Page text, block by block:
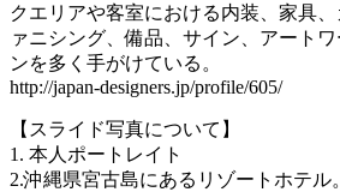
クエリアや客室における内装、家具
ァニシング、備品、サイン、アート
ンを多く手がけている。
http://japan-designers.jp/profile/605/
【スライド写真について】
1. 本人ポートレイト
2.沖縄県宮古島にあるリゾートホテル